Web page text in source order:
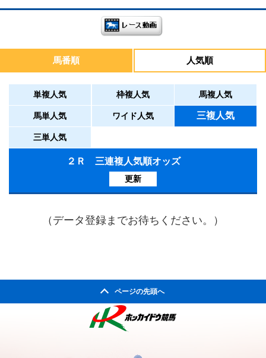
馬番順 人気順
単複人気 枠複人気 馬複人気
馬単人気 ワイド人気 三複人気
三単人気
２Ｒ 三連複人気順オッズ
更新
（データ登録までお待ちください。）
ページの先頭へ